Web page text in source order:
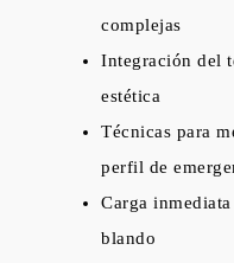
complejas
Integración del
estética
Técnicas para
perfil de
Carga
blando